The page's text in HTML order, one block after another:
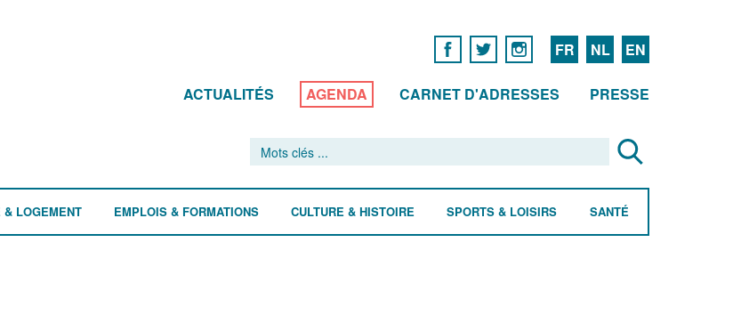
FR NL EN
ACTUALITÉS AGENDA CARNET D'ADRESSES PRESSE
& LOGEMENT EMPLOIS & FORMATIONS CULTURE & HISTOIRE SPORTS & LOISIRS SANTÉ